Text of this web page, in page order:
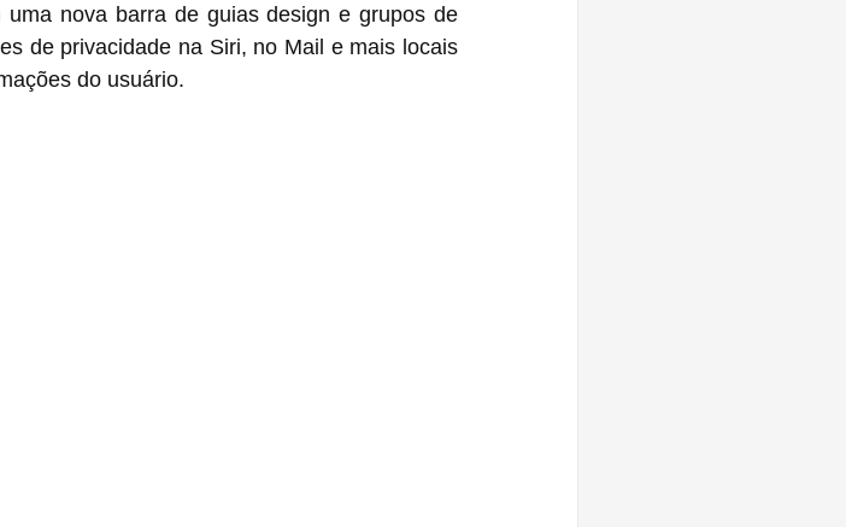
nova barra de guias design e grupos de
de privacidade na Siri, no Mail e mais locais
do usuário.